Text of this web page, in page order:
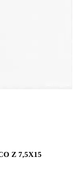
Z 7,5X15